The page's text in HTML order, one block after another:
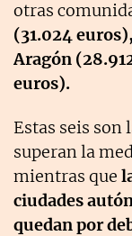
otras
(31.024
Aragón
euros).
Estas seis son
superan la
mientras que
ciudades
quedan por